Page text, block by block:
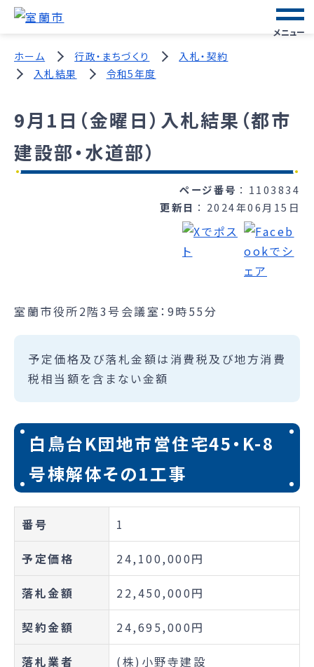
メニュー
ホーム 行政・まちづくり
入札・契約
入札結果
令和5年度
9月1日（金曜日）入札結果（都市
建設部・水道部）
ページ番号
1103834
更新日
2024年06月15日
室蘭市役所2階3号会議室：9時55分
予定価格及び落札金額は消費税及び地方消費
税相当額を含まない金額
白鳥台K団地市営住宅45・K-8
号棟解体その1工事
番号 1
予定価格 24,100,000円
落札金額 22,450,000円
契約金額 24,695,000円
落札業者 (株)小野寺建設